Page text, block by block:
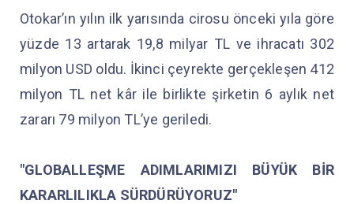
Otokar’ın yılın ilk yarısında cirosu önceki yıla göre
yüzde 13 artarak 19,8 milyar TL ve ihracatı 302
milyon USD oldu. İkinci çeyrekte gerçekleşen 412
milyon TL net kâr ile birlikte şirketin 6 aylık net
zararı 79 milyon TL’ye geriledi.
"GLOBALLEŞME ADIMLARIMIZI BÜYÜK BİR
KARARLILIKLA SÜRDÜRÜYORUZ"